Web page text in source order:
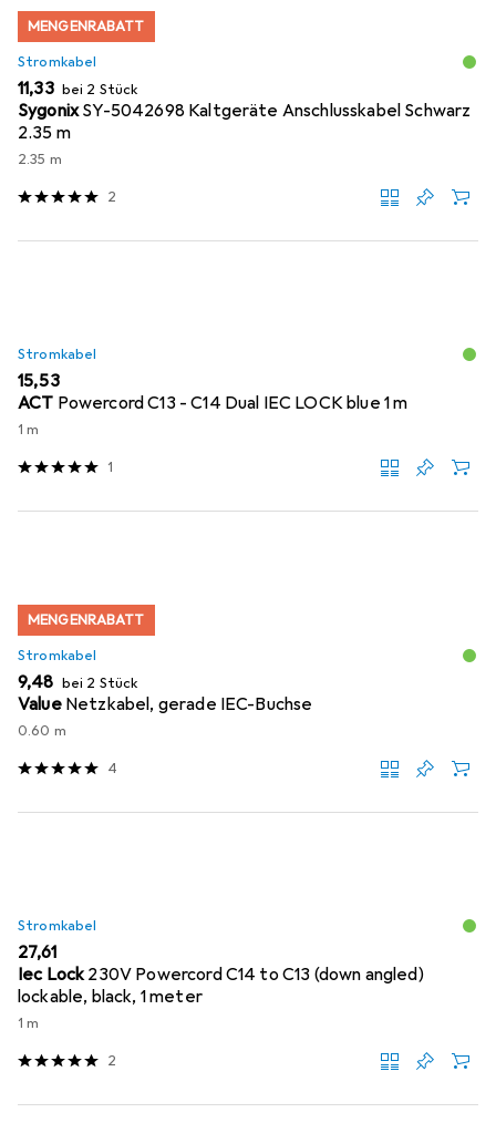
MENGENRABATT
Stromkabel
EUR
11,33 bei 2 Stück
SygonixSY-5042698 Kaltgeräte Anschlusskabel Schwarz
2.35 m
2.35 m
2
Stromkabel
EUR
15,53
ACT Powercord C13 - C14 Dual IEC LOCK blue 1 m
1 m
1
MENGENRABATT
Stromkabel
EUR
9,48 bei 2 Stück
Value Netzkabel, gerade IEC-Buchse
0.60 m
4
Stromkabel
EUR
27,61
Iec Lock230V Powercord C14 to C13 (down angled)
lockable, black, 1 meter
1 m
2